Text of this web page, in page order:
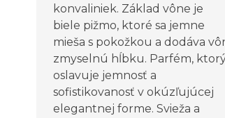
konvaliniek. Základ vône je
biele pižmo, ktoré sa jemne
mieša s pokožkou a dodáva
zmyselnú hĺbku. Parfém,
oslavuje jemnosť a
sofistikovanosť v okúzľujúcej
elegantnej forme. Svieža a